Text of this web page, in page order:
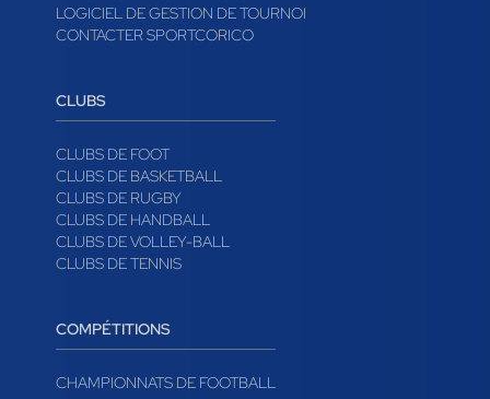
LOGICIEL DE GESTION DE TOURNOI
CONTACTER SPORTCORICO
CLUBS
CLUBS DE FOOT
CLUBS DE BASKETBALL
CLUBS DE RUGBY
CLUBS DE HANDBALL
CLUBS DE VOLLEY-BALL
CLUBS DE TENNIS
COMPÉTITIONS
CHAMPIONNATS DE FOOTBALL